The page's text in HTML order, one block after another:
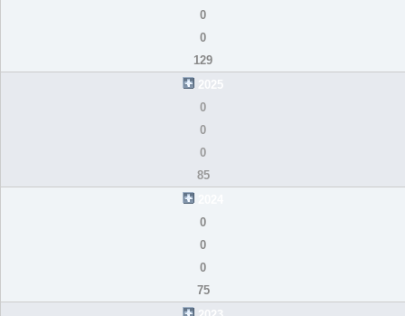
0
0
129
2025
0
0
0
85
0
0
0
75